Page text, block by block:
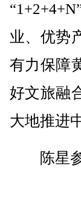
业、优势
有力保障
好文旅融
大地推进
陈星参